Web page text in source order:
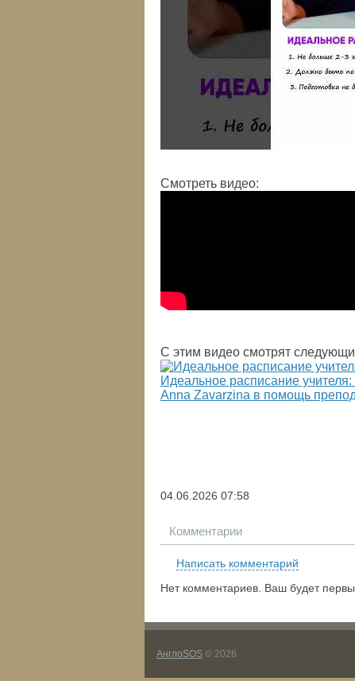
Смотреть видео:
С этим видео смотрят
Идеальное расписание
Anna Zavarzina в помощь
04.06.2026 07:58
Комментарии
Написать комментарий
Нет комментариев. Ваш будет
АнглоSOS © 2026